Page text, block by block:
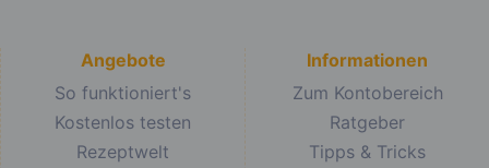
Angebote
So funktioniert's
Kostenlos testen
Rezeptwelt
Informationen
Zum Kontobereich
Ratgeber
Tipps & Tricks